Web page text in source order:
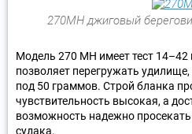
270МН джиговый
Модель 270 МН имеет тест 14–42
позволяет перегружать
под 50 граммов. Строй бланка
чувствительность высокая, а
возможность надежно
судака.